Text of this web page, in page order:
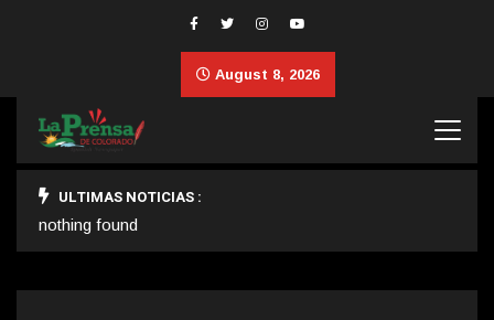
August 8, 2026
ULTIMAS NOTICIAS :
nothing found